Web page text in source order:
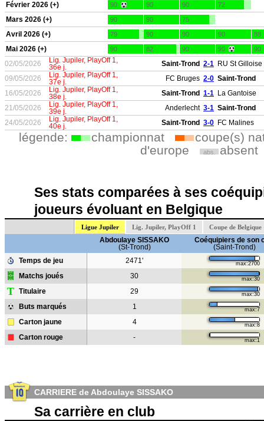
Février 2026 (+) 90 90 90 72
Mars 2026 (+) 90 90 75
Avril 2026 (+) 79 90 90 90 88
Mai 2026 (+) 90 82 90 90 90
02/05/2026
Lig. Jupiler, PlayOff 1,
36e j.
Saint-Trond 2-1 RU St Gilloise
09/05/2026
Lig. Jupiler, PlayOff 1,
37e j.
FC Bruges 2-0 Saint-Trond
16/05/2026
Lig. Jupiler, PlayOff 1,
38e j.
Saint-Trond 1-1 La Gantoise
21/05/2026
Lig. Jupiler, PlayOff 1,
39e j.
Anderlecht 3-1 Saint-Trond
24/05/2026
Lig. Jupiler, PlayOff 1,
40e j.
Saint-Trond 3-0 FC Malines
légende: championnat
coupe(s)
d'europe
abs. absent
Ses stats comparées à ses
joueurs évoluant en Belgique
Ligue Jupiler Lig. Jupiler, PlayOff 1 Coupe de Belgique
Abdoulaye SISSAKO
(St-Trond)
Coéquipiers de son
(Saint-Trond)
Temps de jeu
2471' max:2700
Matchs joués 30 max:30
T Titulaire 29 max:30
Buts marqués 1 max:7
Carton jaune 4 max:8
Carton rouge - max:1
CARRIERE de Abdoulaye SISSAKO
Sa carrière en club